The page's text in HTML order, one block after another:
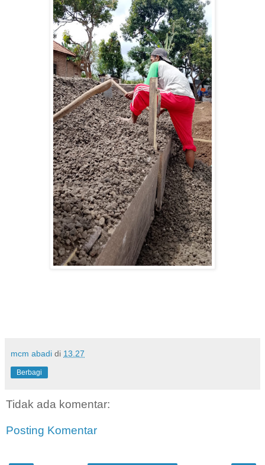
mcm abadi di 13.27
Berbagi
Tidak ada komentar:
Posting Komentar